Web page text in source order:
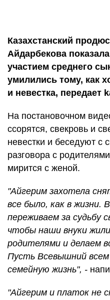
Казахстанский
Айдарбекова
участием среднего
умилились тому, как
и невестка, передает
На постановочном
ссорятся, свекровь и
невестки и беседуют с
разговора с
мирится с женой.
"Айгерим захотела
все было, как в жизни.
переживаем за судьбу
чтобы наши внуки
родителями и делаем
Пусть Всевышний
семейную жизнь", -
"Айгерим и платок не